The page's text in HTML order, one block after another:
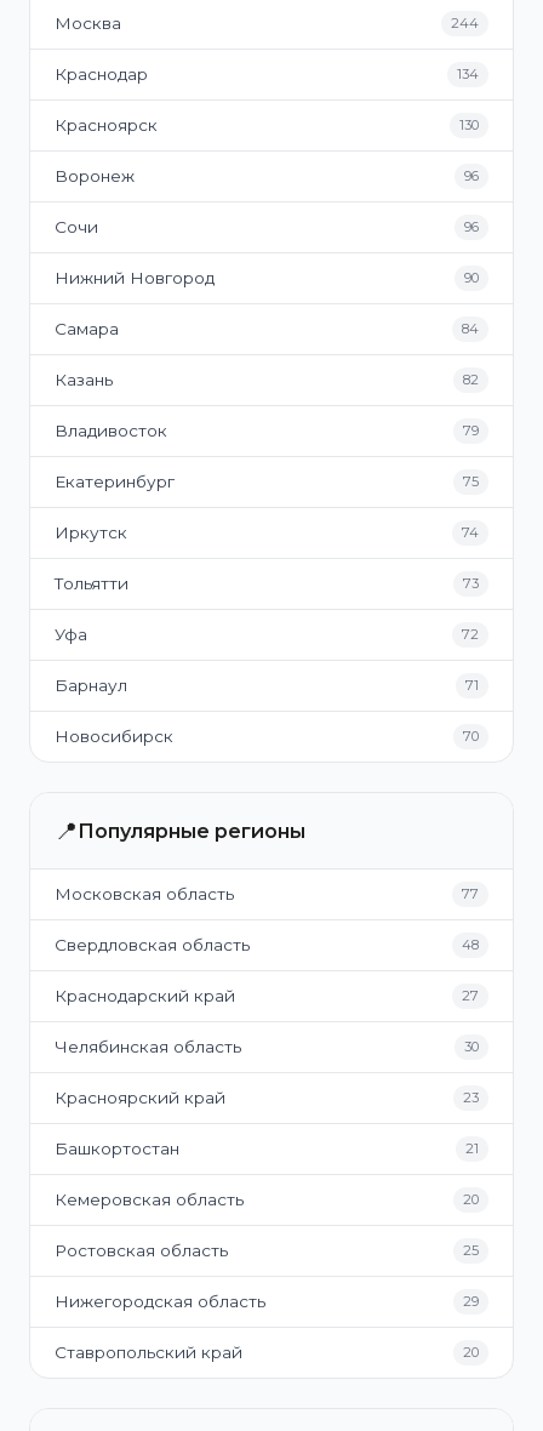
Москва 244
Краснодар 134
Красноярск 130
Воронеж 96
Сочи 96
Нижний Новгород 90
Самара 84
Казань 82
Владивосток 79
Екатеринбург 75
Иркутск 74
Тольятти 73
Уфа 72
Барнаул 71
Новосибирск 70
📍 Популярные регионы
Московская область 77
Свердловская область 48
Краснодарский край 27
Челябинская область 30
Красноярский край 23
Башкортостан 21
Кемеровская область 20
Ростовская область 25
Нижегородская область 29
Ставропольский край 20